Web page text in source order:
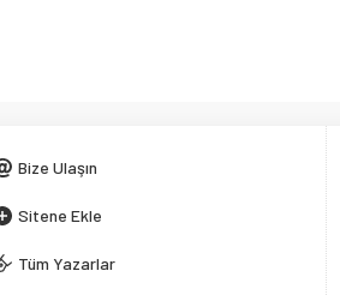
Bize Ulaşın
Sitene Ekle
Tüm Yazarlar